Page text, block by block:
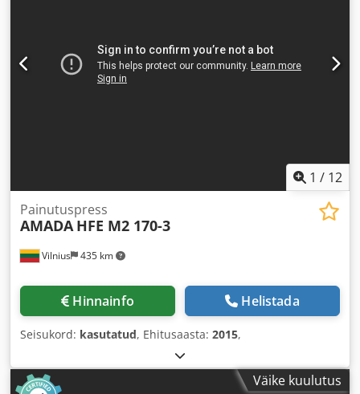
1 / 12
Vilnius 435 km
Painutuspress
AMADA HFE M2 170-3
Hinnainfo Helistada
Seisukord: kasutatud, Ehitusaasta: 2015,
Väike kuulutus